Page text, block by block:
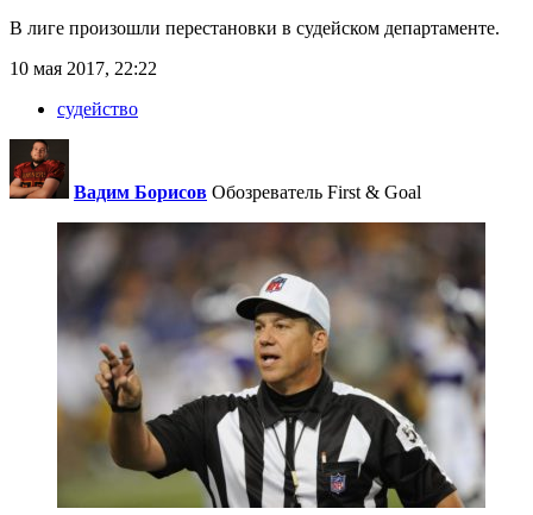
В лиге произошли перестановки в судейском департаменте.
10 мая 2017, 22:22
судейство
Вадим Борисов Обозреватель First & Goal